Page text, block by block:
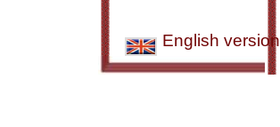
English version